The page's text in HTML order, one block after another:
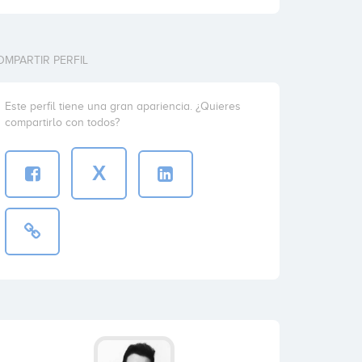
PERFIL
Este perfil tiene una gran apariencia. ¿Quieres
compartirlo con todos?
X